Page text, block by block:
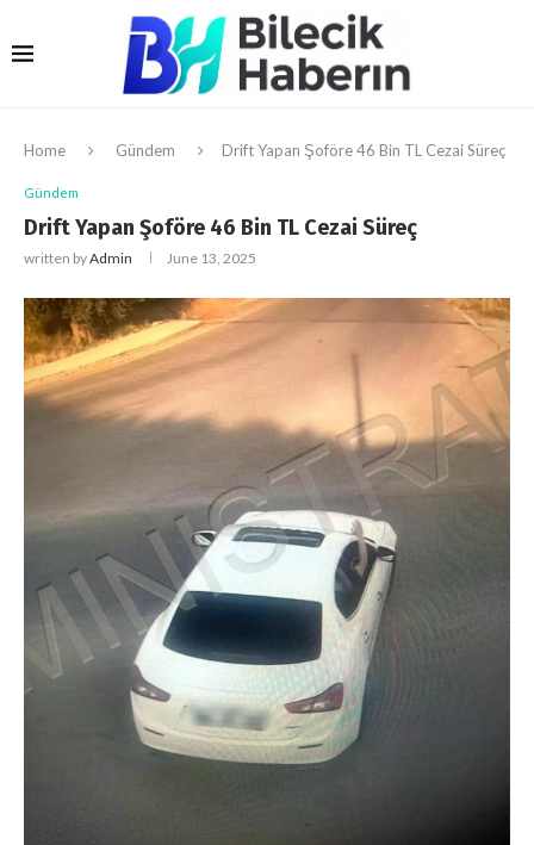
Home Gündem Drift Yapan Şoföre 46 Bin TL Cezai Süreç
Gündem
Drift Yapan Şoföre 46 Bin TL Cezai Süreç
written byAdmin June 13, 2025